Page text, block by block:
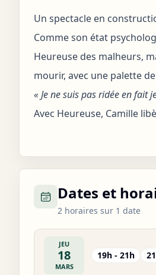
Un spectacle en
Comme son état
Heureuse des malheurs,
mourir, avec une palette
« Je ne suis pas ridée en fait
Avec Heureuse, Camille
Dates et
2 horaires sur 1 date
JEU
18
MARS
19h - 21h